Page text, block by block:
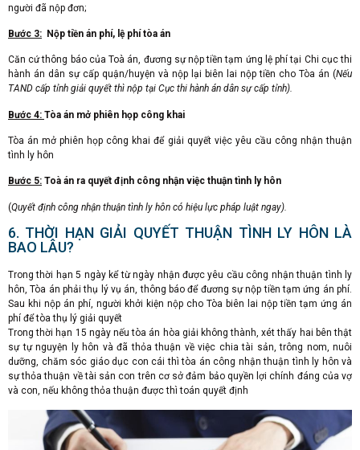
người đã nộp đơn;
Bước 3: Nộp tiền án phí, lệ phí tòa án
Căn cứ thông báo của Toà án, đương sự nộp tiền tạm ứng lệ phí tại Chi cục thi
hành án dân sự cấp quận/huyện và nộp lại biên lai nộp tiền cho Tòa án (Nếu
TAND cấp tỉnh giải quyết thì nộp tại Cục thi hành án dân sự cấp tỉnh).
Bước 4: Tòa án mở phiên họp công khai
Tòa án mở phiên họp công khai để giải quyết việc yêu cầu công nhận thuận
tình ly hôn
Bước 5: Toà án ra quyết định công nhận việc thuận tình ly hôn
(Quyết định công nhận thuận tình ly hôn có hiệu lực pháp luật ngay).
6. THỜI HẠN GIẢI QUYẾT THUẬN TÌNH LY HÔN LÀ
BAO LÂU?
Trong thời hạn 5 ngày kể từ ngày nhận được yêu cầu công nhận thuận tình ly
hôn, Tòa án phải thụ lý vụ án, thông báo để đương sự nộp tiền tạm ứng án phí.
Sau khi nộp án phí, người khởi kiện nộp cho Tòa biên lai nộp tiền tạm ứng án
phí để tòa thụ lý giải quyết
Trong thời hạn 15 ngày nếu tòa án hòa giải không thành, xét thấy hai bên thật
sự tự nguyện ly hôn và đã thỏa thuận về việc chia tài sản, trông nom, nuôi
dưỡng, chăm sóc giáo dục con cái thì tòa án công nhận thuận tình ly hôn và
sự thỏa thuận về tài sản con trên cơ sở đảm bảo quyền lợi chính đáng của vợ
và con, nếu không thỏa thuận được thì toán quyết định